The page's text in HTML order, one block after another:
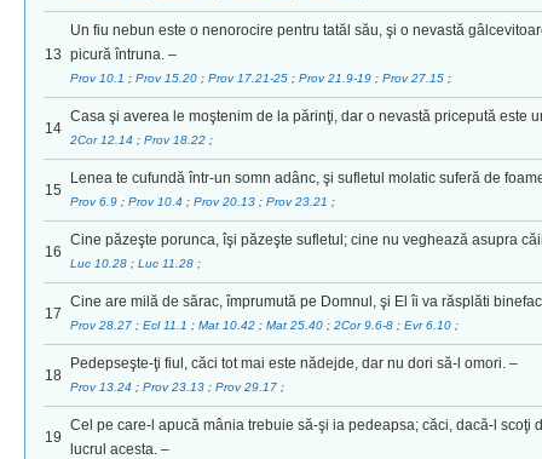
13
Un fiu nebun este o nenorocire pentru tatăl său, şi o nevastă
picură întruna. –
Prov 10.1 ; Prov 15.20 ; Prov 17.21-25 ; Prov 21.9-19 ; Prov 27.15 ;
14
Casa şi averea le moştenim de la părinţi, dar o nevastă pricepută este
2Cor 12.14 ; Prov 18.22 ;
15
Lenea te cufundă într-un somn adânc, şi sufletul molatic suferă de
Prov 6.9 ; Prov 10.4 ; Prov 20.13 ; Prov 23.21 ;
16
Cine păzeşte porunca, îşi păzeşte sufletul; cine nu veghează asupra
Luc 10.28 ; Luc 11.28 ;
17
Cine are milă de sărac, împrumută pe Domnul, şi El îi va răsplăti
Prov 28.27 ; Ecl 11.1 ; Mat 10.42 ; Mat 25.40 ; 2Cor 9.6-8 ; Evr 6.10 ;
18
Pedepseşte-ţi fiul, căci tot mai este nădejde, dar nu dori să-l omori. –
Prov 13.24 ; Prov 23.13 ; Prov 29.17 ;
19
Cel pe care-l apucă mânia trebuie să-şi ia pedeapsa; căci, dacă-l scoţi
lucrul acesta. –